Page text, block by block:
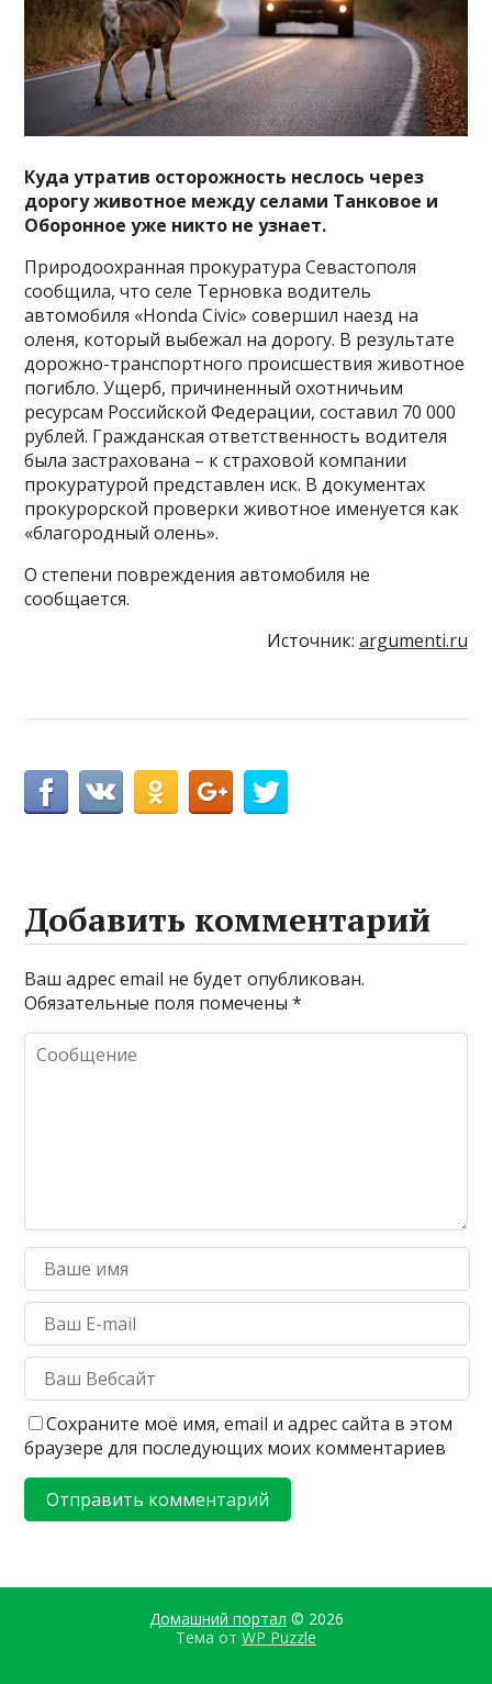
Куда утратив осторожность неслось через
дорогу животное между селами Танковое и
Оборонное уже никто не узнает.
Природоохранная прокуратура Севастополя
сообщила, что селе Терновка водитель
автомобиля «Honda Civic» совершил наезд на
оленя, который выбежал на дорогу. В результате
дорожно-транспортного происшествия животное
погибло. Ущерб, причиненный охотничьим
ресурсам Российской Федерации, составил 70 000
рублей. Гражданская ответственность водителя
была застрахована – к страховой компании
прокуратурой представлен иск. В документах
прокурорской проверки животное именуется как
«благородный олень».
О степени повреждения автомобиля не
сообщается.
Источник: argumenti.ru
Добавить комментарий
Ваш адрес email не будет опубликован.
Обязательные поля помечены*
Сохраните моё имя, email и адрес сайта в этом
браузере для последующих моих комментариев
Домашний портал © 2026
Тема от WP Puzzle